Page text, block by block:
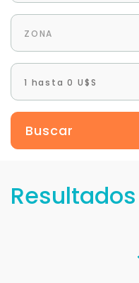
ZONA
1 hasta 0 U$S
Buscar
Resultados